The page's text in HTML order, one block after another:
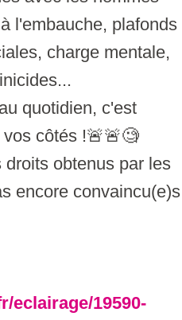
l'embauche, plafonds
charge mentale,
quotidien, c'est
côtés !🚨🚨🧐
obtenus par les
encore convaincu(e)s
eclairage/19590-